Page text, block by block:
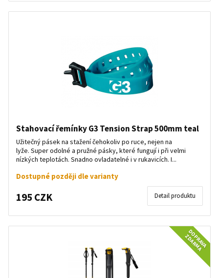
Stahovací řemínky G3 Tension Strap 500mm teal
Užitečný pásek na stažení čehokoliv po ruce, nejen na
lyže. Super odolné a pružné pásky, které fungují i při velmi
nízkých teplotách. Snadno ovladatelné i v rukavicích. I...
Dostupné později dle varianty
195 CZK Detail produktu
DOPRAVA
ZDARMA